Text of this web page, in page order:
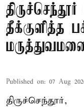
தீக்குளித்த
Published on: 07 Aug
திருச்செந்தூர்,